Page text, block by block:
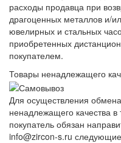
расходы продавца при
драгоценных металлов и/
ювелирных и стальных
приобретенных
покупателем.
Товары ненадлежащего
Для осуществления
ненадлежащего качества в
покупатель обязан
info@zircon-s.ru